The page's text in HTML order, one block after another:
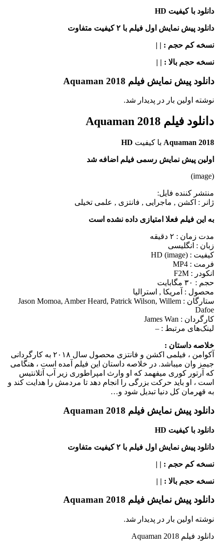
دانلود با کیفیت HD
دانلود پیش نمایش اول فیلم با ۲ کیفیت متفاوت
نسخه کم حجم : | |
نسخه حجم بالا : | |
دانلود پیش نمایش فیلم Aquaman 2018
نوشته اولین بار در پدیدار شد.
دانلود فیلم Aquaman 2018
Aquaman 2018 با کیفیت HD
اولین پیش نمایش رسمی فیلم اضافه شد
(image)
منتشر کننده فایل:
ژانر : اکشن , ماجرایی , فانتزی , علمی تخیلی
به این فیلم فعلا امتیازی داده نشده است
مدت زمان : ۲ دقیقه
زبان : انگلیسی
کیفیت : HD (image)
فرمت : MP4
انکودر : F2M
حجم : ۳۰ مگابایت
محصول : آمریکا , استرالیا
ستارگان : Jason Momoa, Amber Heard, Patrick Wilson, Willem
Dafoe
کارگردان : James Wan
لینک‌های مرتبط : –
خلاصه داستان :
آکوامن ، فیلمی اکشن و فانتزی محصول سال ۲۰۱۸ به کارگردانی
جیمز وان می‎باشد. در خلاصه داستان این فیلم آمده است ، هنگامی
که آرتور کوری می‎فهمد که او وارث امپراطوری زیر آب آتلانتیس
است ، او باید حرکت بزرگی را انجام دهد تا مردمش را هدایت کند و
به قهرمان کل دنیا تبدیل شود و…
دانلود پیش نمایش فیلم Aquaman 2018
دانلود با کیفیت HD
دانلود پیش نمایش اول فیلم با ۲ کیفیت متفاوت
نسخه کم حجم : | |
نسخه حجم بالا : | |
دانلود پیش نمایش فیلم Aquaman 2018
نوشته اولین بار در پدیدار شد.
دانلود فیلم Aquaman 2018